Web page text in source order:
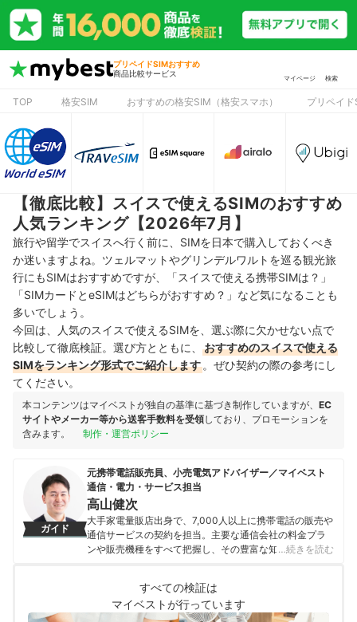
プリペイドSIMおすすめ
商品比較サービス
マイページ 検索
TOP 格安SIM おすすめの格安SIM（格安スマホ） プリペイ
【徹底比較】スイスで使えるSIMのおすすめ
人気ランキング【2026年7月】
旅行や留学でスイスへ行く前に、SIMを日本で購入しておくべき
か迷いますよね。ツェルマットやグリンデルワルトを巡る観光旅
行にもSIMはおすすめですが、「スイスで使える携帯SIMは？」
「SIMカードとeSIMはどちらがおすすめ？」など気になることも
多いでしょう。
今回は、人気のスイスで使えるSIMを、選ぶ際に欠かせない点で
比較して徹底検証。選び方とともに、
おすすめのスイスで使える
SIMをランキング形式でご紹介します 。ぜひ契約の際の参考にし
てください。
本コンテンツはマイベストが独自の基準に基づき制作していますが、 EC
サイトやメーカー等から送客手数料を受領しており、プロモーションを
含みます。
制作・運営ポリシー
ガイド
元携帯電話販売員、小売電気アドバイザー／マイベスト
通信・電力・サービス担当
高山健次
大手家電量販店出身で、7,000人以上に携帯電話の販売や
通信サービスの契約を担当。主要な通信会社の料金プラ
ンや販売機種をすべて把握し、その豊富な知識で店舗販
ア・インターネットプロバイダーなどの通信会社を専門
に担当しており、格安SIMやホームルーターを実際に回線
…続きを読む
すべての検証は
マイベストが行っています